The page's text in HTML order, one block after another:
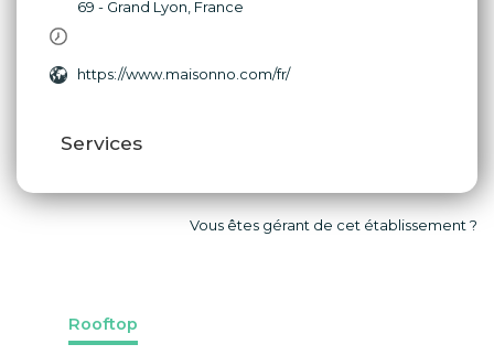
69 - Grand Lyon, France
https://www.maisonno.com/fr/
Services
Vous êtes gérant de cet établissement ?
Rooftop